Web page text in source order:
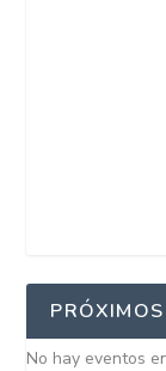
No hay eventos